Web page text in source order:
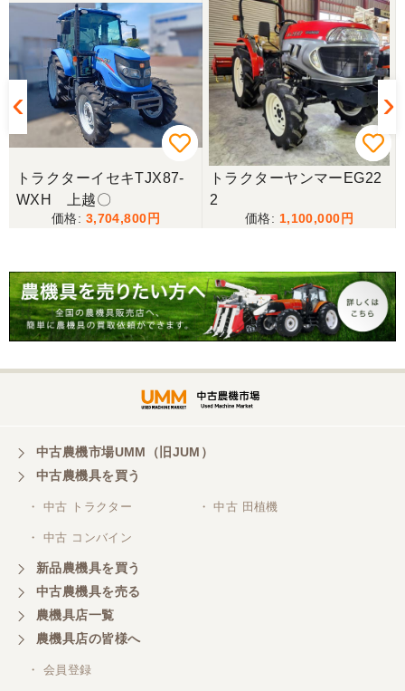
10月にコンバインを購入させていただきました、香
川県から熊本県まで運んでもらい、 とても親切に機
械の説明をしていただき感謝しています。 そして、
この度無事に稲刈りを行い、終了しました。 農機リ
ンクスさん、ありがとうございました。
トラクターイセキTJX87-
WXH 上越〇
3,704,800
トラクターヤンマーEG22
2
1,100,000
中古農機市場UMM（旧JUM）
中古農機具を買う
・ 中古 トラクター ・ 中古 田植機
・ 中古 コンバイン
新品農機具を買う
中古農機具を売る
農機具店一覧
農機具店の皆様へ
・ 会員登録